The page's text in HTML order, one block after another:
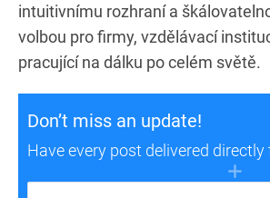
intuitivnímu rozhraní a
volbou pro firmy, vzdělávací
pracující na dálku po celém světě.
Don’t miss an update!
Have every post delivered